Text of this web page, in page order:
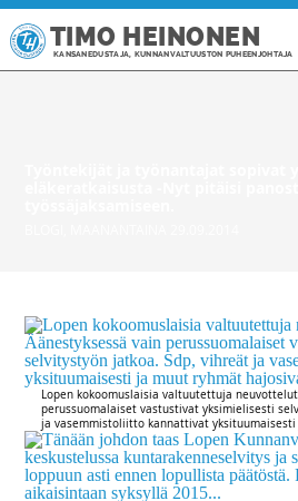
TIMO HEINONEN
KANSANEDUSTAJA, KUNNANVALTUUSTON PUHEENJOHTAJA
Lopen kokoomuslaisia valtuutettuja
perussuomalaiset vastustivat yksimielisesti
ja vasemmistoliitto kannattivat